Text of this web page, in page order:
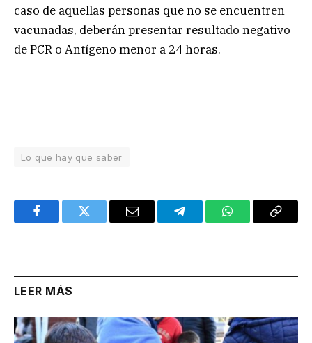
caso de aquellas personas que no se encuentren
vacunadas, deberán presentar resultado negativo
de PCR o Antígeno menor a 24 horas.
Lo que hay que saber
FacebookTwitter Email TelegramWhatsAppCopy
LEER MÁS